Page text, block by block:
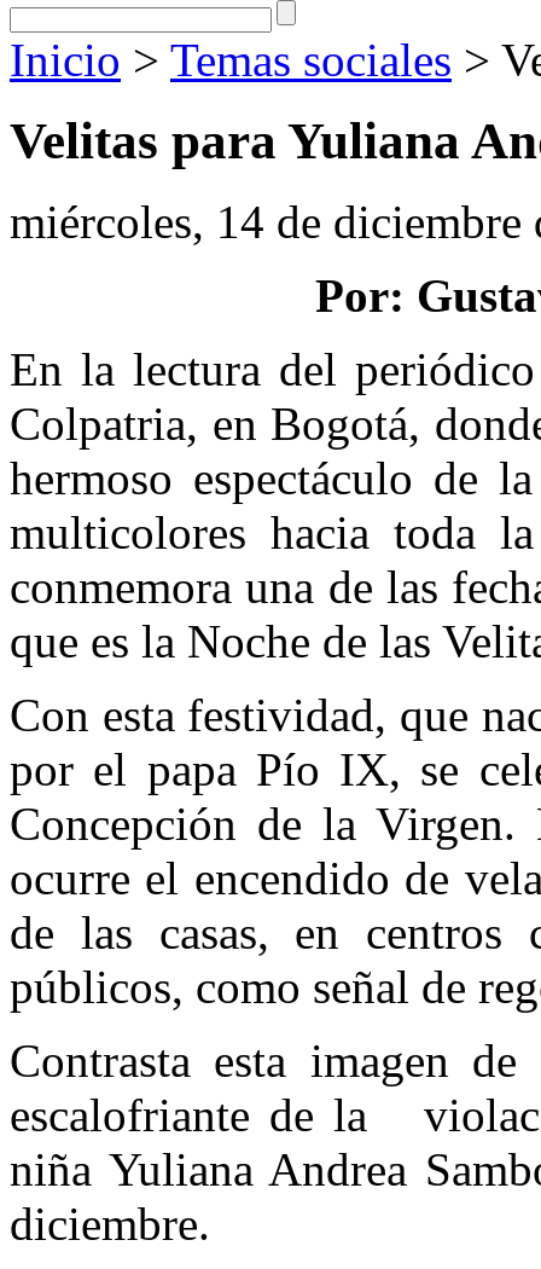
Inicio > Temas sociales >
Velitas para Yuliana
miércoles, 14 de diciembre
Por:
En la lectura del
Colpatria, en Bogotá,
hermoso espectáculo de
multicolores hacia toda
conmemora una de las
que es la Noche de las
Con esta festividad, que
por el papa Pío IX, se
Concepción de la
ocurre el encendido de
de las casas, en centros
públicos, como señal de
Contrasta esta imagen
escalofriante de la
niña Yuliana Andrea
diciembre.